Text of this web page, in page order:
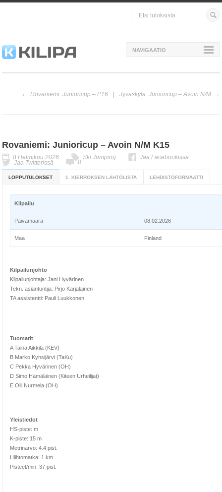
NAVIGAATIO
Rovaniemi: Junioricup – P16 Jyväskylä: Junioricup – Avoin N/M
Rovaniemi: Junioricup – Avoin N/M K15
8 Helmikuu 2026 Ski Jumping Jaa Facebookissa
Jaa Twitterissä 0
LOPPUTULOKSET 1. KIERROKSEN LÄHTÖLISTA LEHDISTÖFORMAATTI
Kilpailu
Päivämäärä 08.02.2026
Maa Finland
Kilpailunjohto
Kilpailunjohtaja: Jani Hyvärinen
Tekn. asiantuntija: Pirjo Karjalainen
TA assistentti: Pauli Luukkonen
Tuomarit
A Taina Aikkila (KEV)
B Marko Kynsijärvi (TaKu)
C Pekka Hyvärinen (OH)
D Simo Hämäläinen (Kiteen Urheilijat)
E Olli Nurmela (OH)
Yleistiedot
HS-piste: m
K-piste: 15 m
Metrinarvo: 4.4 pist.
Hiihtomatka: 1 km
Pisteet/min: 37 pist.